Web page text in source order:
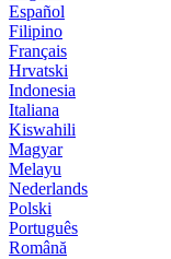
Español
Filipino
Français
Hrvatski
Indonesia
Italiana
Kiswahili
Magyar
Melayu
Nederlands
Polski
Português
Română